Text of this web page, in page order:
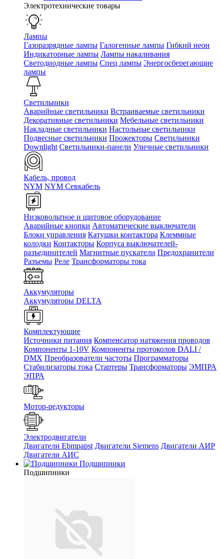
Электротехнические товары
Лампы
Газоразрядные лампы Галогенные лампы Гибкий неон
Индикаторные лампы Лампы накаливания
Светодиодные лампы Спец лампы Энергосберегающие
лампы
Светильники
Аварийные светильники Встраиваемые светильники
Декоративные светильники Мебельные светильники
Накладные светильники Настольные светильники
Подвесные светильники Прожекторы Светильники
Downlight Светильники-панели Уличные светильники
Кабель, провод
NYM NYM Севкабель
Низковольтное и щитовое оборудование
Аварийные кнопки Автоматические выключатели
Блоки управления Катушки контактора Клеммные
колодки Контакторы Корпуса выключателей-
разъединителей Магнитные пускатели Предохранители
Разъемы Реле Трансформаторы тока
Аккумуляторы
Аккумуляторы DELTA
Комплектующие
Источники питания Компенсатор натяжения проводов
Компоненты 1-10V Компоненты протоколов DALI /
DMX Преобразователи частоты Программаторы
Стабилизаторы тока Стартеры Трансформаторы ЭМПРА
ЭПРА
Мотор-редукторы
Электродвигатели
Двигатели Ebmpapst Двигатели Siemens Двигатели АИР
Двигатели АИС
Подшипники
Подшипники